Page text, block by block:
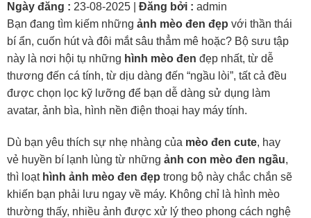
Ngày đăng : 23-08-2025 Đăng bởi : admin
Bạn đang tìm kiếm những ảnh mèo đen đẹp với thần thái
bí ẩn, cuốn hút và đôi mắt sâu thẳm mê hoặc? Bộ sưu tập
này là nơi hội tụ những hình mèo đen đẹp nhất, từ dễ
thương đến cá tính, từ dịu dàng đến “ngầu lòi”, tất cả đều
được chọn lọc kỹ lưỡng để bạn dễ dàng sử dụng làm
avatar, ảnh bìa, hình nền điện thoại hay máy tính.
Dù bạn yêu thích sự nhẹ nhàng của mèo đen cute, hay
vẻ huyền bí lạnh lùng từ những ảnh con mèo đen ngầu,
thì loạt hình ảnh mèo đen đẹp trong bộ này chắc chắn sẽ
khiến bạn phải lưu ngay về máy. Không chỉ là hình mèo
thường thấy, nhiều ảnh được xử lý theo phong cách nghệ